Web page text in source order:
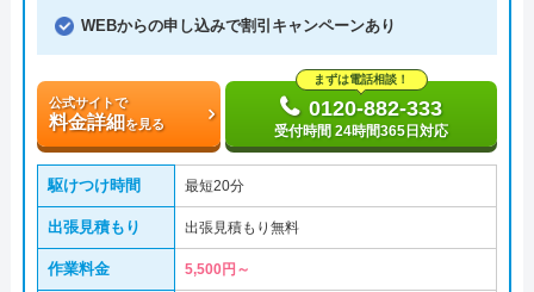
WEBからの申し込みで割引キャンペーンあり
公式サイトで
料金詳細を見る
まずは電話相談！
0120-882-333
受付時間 24時間365日対応
駆けつけ時間 最短20分
出張見積もり 出張見積もり無料
作業料金 5,500円～